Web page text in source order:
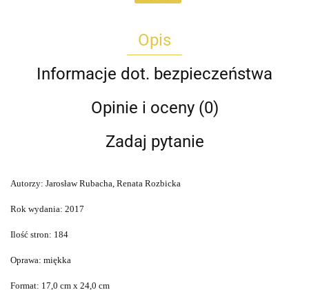
Opis
Informacje dot. bezpieczeństwa
Opinie i oceny (0)
Zadaj pytanie
Autorzy: Jarosław Rubacha, Renata Rozbicka
Rok wydania: 2017
Ilość stron: 184
Oprawa: miękka
Format: 17,0 cm x 24,0 cm